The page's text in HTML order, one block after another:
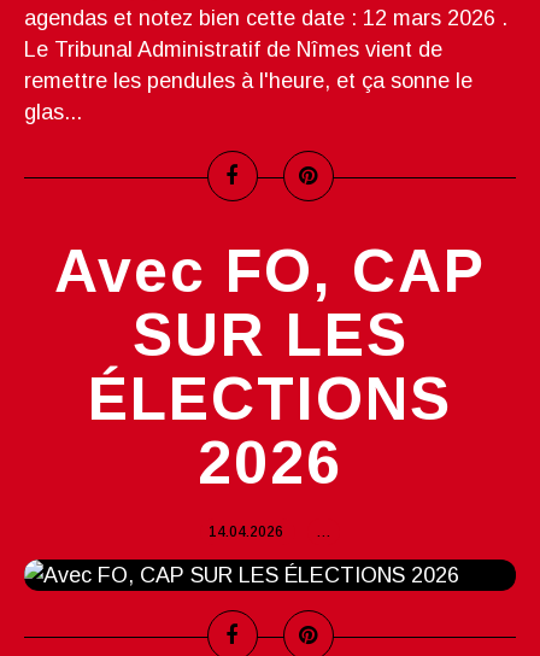
agendas et notez bien cette date : 12 mars 2026 .
Le Tribunal Administratif de Nîmes vient de
remettre les pendules à l'heure, et ça sonne le
glas...
Avec FO, CAP
SUR LES
ÉLECTIONS
2026
14.04.2026 …